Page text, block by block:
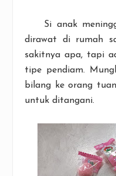
Si anak
dirawat di rumah
sakitnya apa, tapi
tipe pendiam.
bilang ke orang
untuk ditangani.